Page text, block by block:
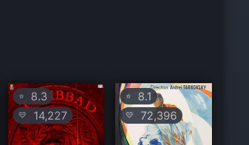
⭐8.3
💛 14,227
⭐ 8.1
💛 72,396